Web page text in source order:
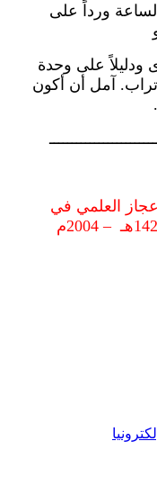
ورداً على
ودليلاً على وحدة
آمل أن أكون
العلمي في